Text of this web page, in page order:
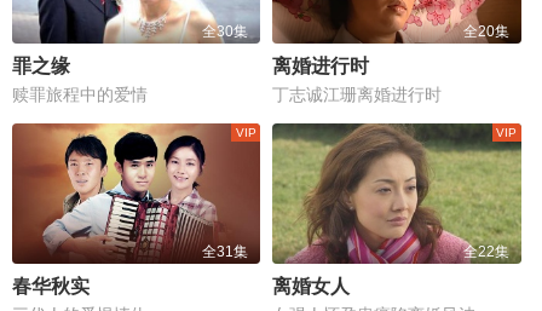
全30集
罪之缘
赎罪旅程中的爱情
全20集
离婚进行时
丁志诚江珊离婚进行时
全31集
春华秋实
全22集
离婚女人